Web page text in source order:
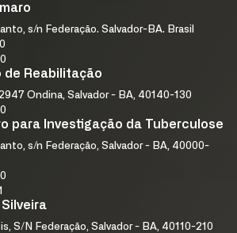
s/n Federação. Salvador-BA. Brasil
de Reabilitação
Ondina, Salvador - BA, 40140-130
para Investigação da Tuberculose
s/n Federação, Salvador - BA, 40000-
S/N Federação, Salvador - BA, 40110-210